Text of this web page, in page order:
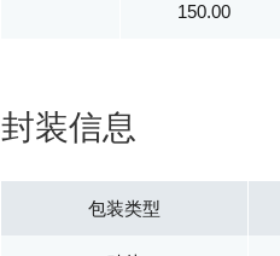
150.00
封装信息
包装类型